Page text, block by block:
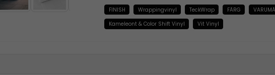
FINISH Wrappingvinyl TeckWrap FÄRG
Kameleont & Color Shift Vinyl
Vit Vinyl